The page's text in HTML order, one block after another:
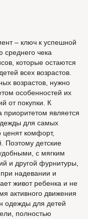
– ключ к успешной
среднего чека
которые остаются
всех возрастов.
возрастов, нужно
особенностей их
от покупки. К
приоритетом является
для самых
ценят комфорт,
Поэтому детские
с мягким
и другой фурнитуры,
надевании и
живот ребенка и не
активного движения
одежды для детей
полностью